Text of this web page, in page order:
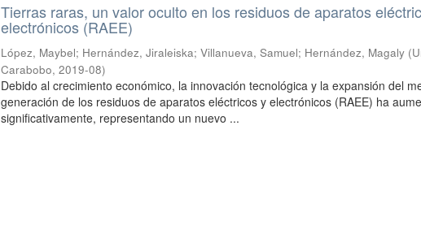
Tierras raras, un valor oculto en los residuos de aparatos
electrónicos (RAEE)
López, Maybel; Hernández, Jiraleiska;Villanueva, Samuel; Hernández, Magaly (
Carabobo,2019-08)
Debido al crecimiento económico, la innovación tecnológica y la expansión del
generación de los residuos de aparatos eléctricos y electrónicos (RAEE) ha
significativamente, representando un nuevo ...